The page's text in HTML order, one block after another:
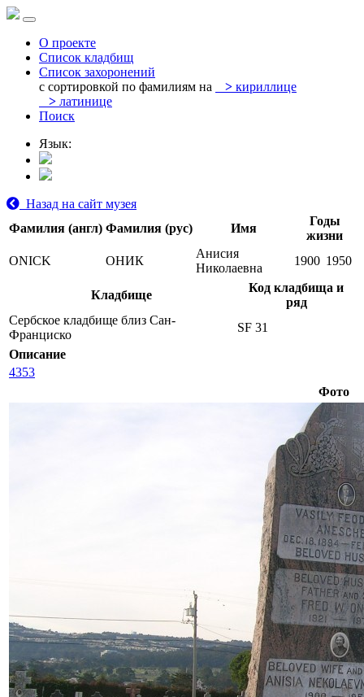
О проекте
Список кладбищ
Список захоронений
с сортировкой по фамилиям на
> кириллице
> латинице
Поиск
Язык:
Назад на сайт музея
Фамилия (англ) Фамилия (рус) Имя
Годы
жизни
ONICK
ОНИК
Анисия
Николаевна
1900 1950
Кладбище
Код кладбища и
ряд
Сербское кладбище близ Сан-
Франциско
SF 31
Описание
4353
Фото